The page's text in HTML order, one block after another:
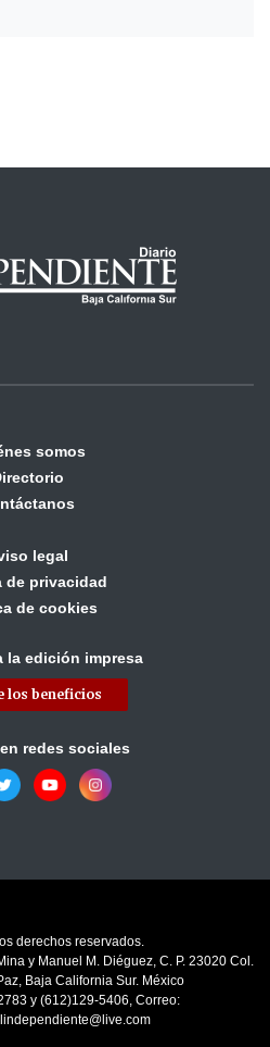
somos
legal
de privacidad
de cookies
la edición impresa
los beneficios
redes sociales
derechos reservados.
y Manuel M. Diéguez, C. P. 23020 Col.
Baja California Sur. México
y (612)129-5406, Correo: